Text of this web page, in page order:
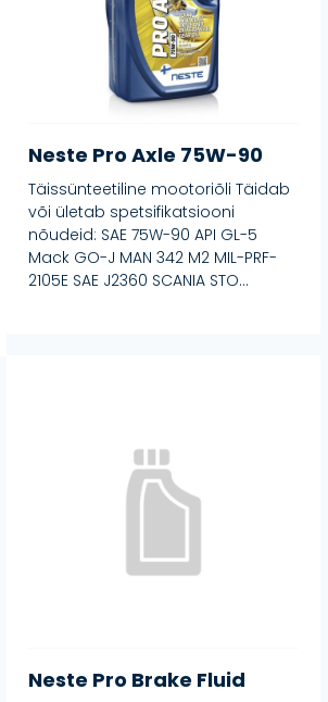
Neste Pro Axle 75W-90
Täissünteetiline mootoriõli Täidab
või ületab spetsifikatsiooni
nõudeid: SAE 75W-90 API GL-5
Mack GO-J MAN 342 M2 MIL-PRF-
2105E SAE J2360 SCANIA STO...
Neste Pro Brake Fluid